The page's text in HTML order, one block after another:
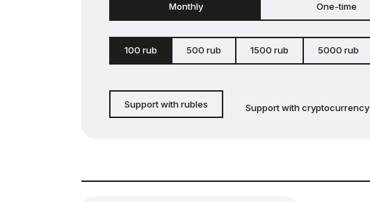
Monthly One-time
100 rub 500 rub 1500 rub 5000 rub
Support with rubles Support with cryptocurrency